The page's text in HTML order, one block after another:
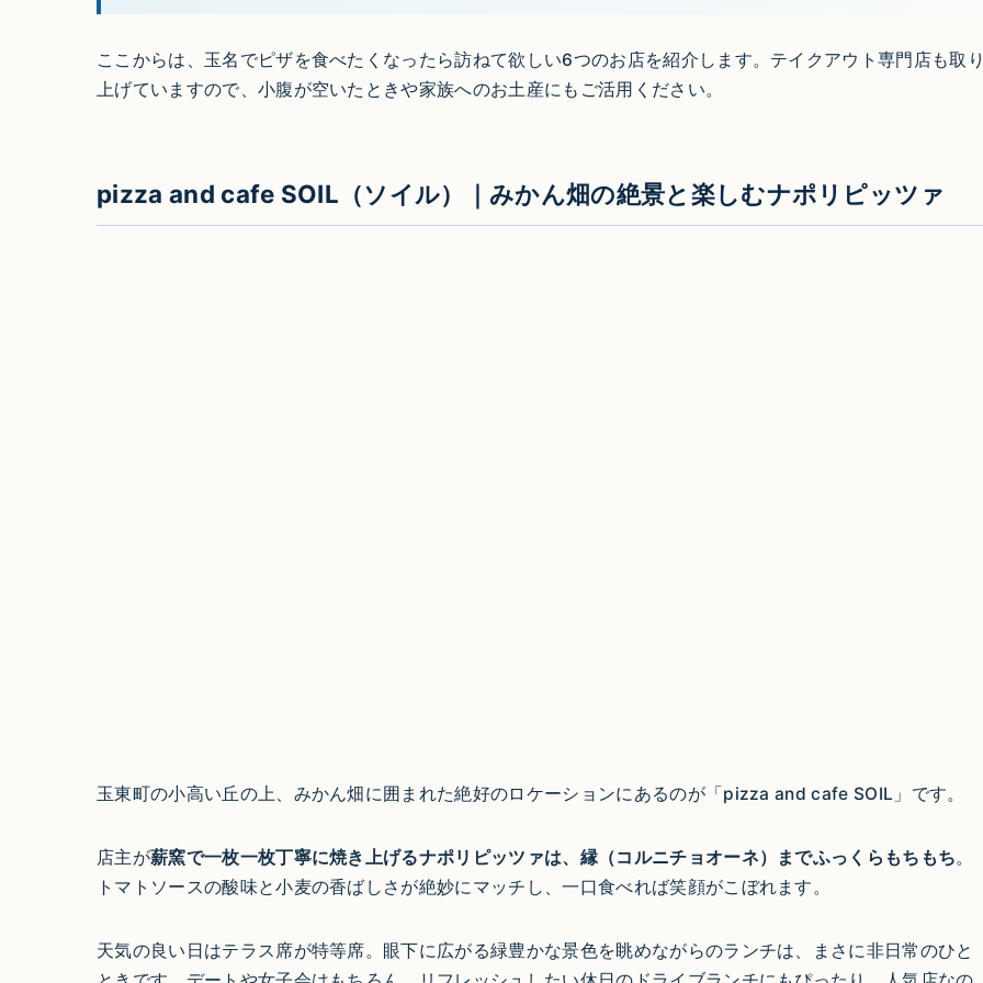
ここからは、玉名でピザを食べたくなったら訪ねて欲しい6つのお店を紹介します。テイクアウト専門店も取
上げていますので、小腹が空いたときや家族へのお土産にもご活用ください。
pizza and cafe SOIL（ソイル）｜みかん畑の絶景と楽しむナポリピッツァ
玉東町の小高い丘の上、みかん畑に囲まれた絶好のロケーションにあるのが「pizza and cafe SOIL」です。
店主が薪窯で一枚一枚丁寧に焼き上げるナポリピッツァは、縁（コルニチョオーネ）までふっくらもちもち。
トマトソースの酸味と小麦の香ばしさが絶妙にマッチし、一口食べれば笑顔がこぼれます。
天気の良い日はテラス席が特等席。眼下に広がる緑豊かな景色を眺めながらのランチは、まさに非日常のひと